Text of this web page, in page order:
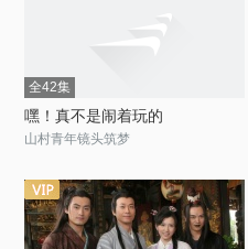
全42集
嘿！真不是闹着玩的
山村青年镜头筑梦